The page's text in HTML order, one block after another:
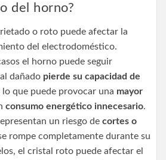
del horno?
o roto puede afectar la
del electrodoméstico.
el horno puede seguir
dañado pierde su capacidad de
lo que puede provocar una mayor
consumo energético innecesario.
un riesgo de cortes o
rompe completamente durante su
el cristal roto puede afectar el